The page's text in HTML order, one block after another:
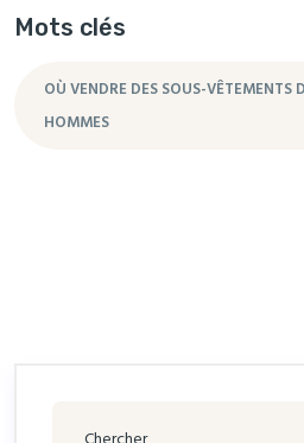
Mots clés
OÙ VENDRE DES SOUS-VÊTEMENTS
HOMMES